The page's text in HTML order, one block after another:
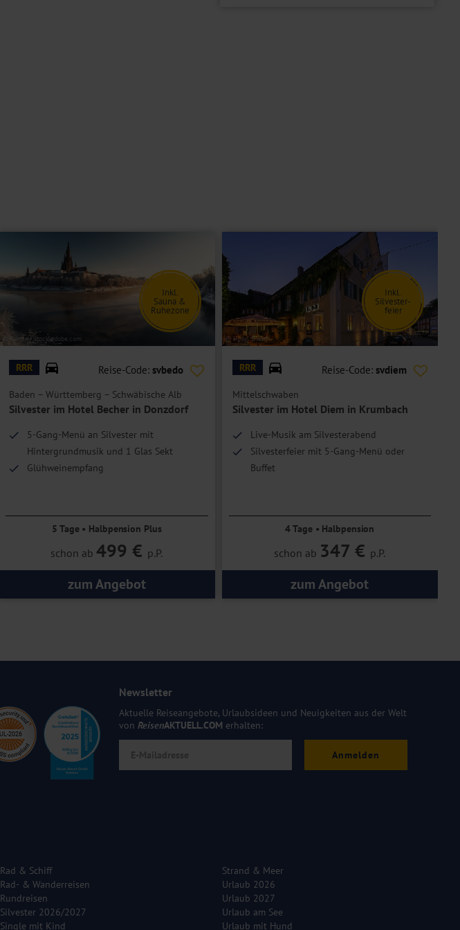
© Ramin - stock.adobe.com
Inkl.
Sauna &
Ruhezone
RRR Reise-Code: svbedo
Baden – Württemberg – Schwäbische Alb
Silvester im Hotel Becher in Donzdorf
5-Gang-Menü an Silvester mit
Hintergrundmusik und 1 Glas Sekt
Glühweinempfang
5 Tage • Halbpension Plus
schon ab 499 € p.P.
zum Angebot
© Hotel Diem
Inkl.
Silvester-
feier
RRR Reise-Code: svdiem
Mittelschwaben
Silvester im Hotel Diem in Krumbach
Live-Musik am Silvesterabend
Silvesterfeier mit 5-Gang-Menü oder
Buffet
4 Tage • Halbpension
schon ab 347 € p.P.
zum Angebot
Newsletter
Aktuelle Reiseangebote, Urlaubsideen und Neuigkeiten aus der Welt
von ReisenAKTUELL.COM erhalten:
Anmelden
Rad & Schiff
Rad- & Wanderreisen
Rundreisen
Silvester 2026/2027
Single mit Kind
Strand & Meer
Urlaub 2026
Urlaub 2027
Urlaub am See
Urlaub mit Hund